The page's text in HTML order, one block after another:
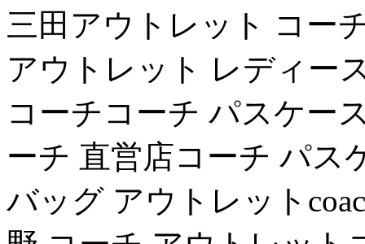
三田アウトレット コー
アウトレット レディー
コーチコーチ パスケー
ーチ 直営店コーチ パス
バッグ アウトレット